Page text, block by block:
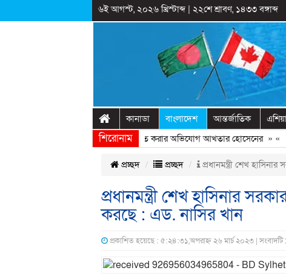
৬ই আগস্ট, ২০২৬ খ্রিস্টাব্দ| ২২শে শ্রাবণ, ১৪৩৩ বঙ্গাব্দ
কানাডা বাংলাদেশ আন্তর্জাতিক
শিরোনাম
অনুষ্ঠানের প্রামাণ্যচিত্রে ইতিহাস বিকৃত করার অভিযোগ আখতার হোসেনের» «
প্রচ্ছদ প্রচ্ছদ প্রধানমন্ত্রী শেখ
প্রধানমন্ত্রী শেখ হাসিনার
করছে : এড. নাসির খান
প্রকাশিত হয়েছে : ৫:২৪:৩১,অপরাহ্ন ২৬ মার্চ ২০২৩ |